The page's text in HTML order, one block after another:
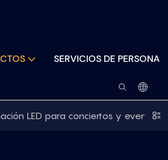
SERVICIOS DE
LED para conciertos y eventos